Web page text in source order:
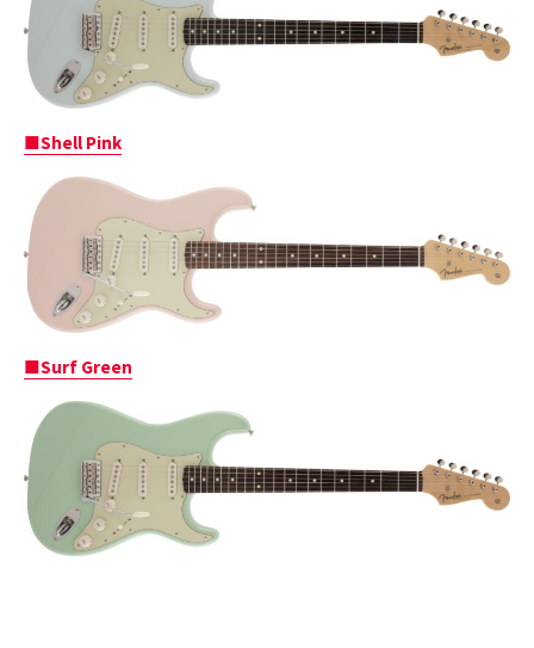
■Shell Pink
■Surf Green